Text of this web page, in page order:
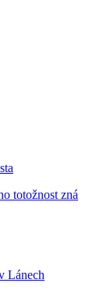
totožnost zná
Lánech